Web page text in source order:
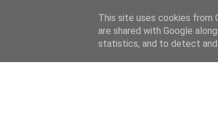
This site uses cookies from
are shared with Google
statistics, and to detect and